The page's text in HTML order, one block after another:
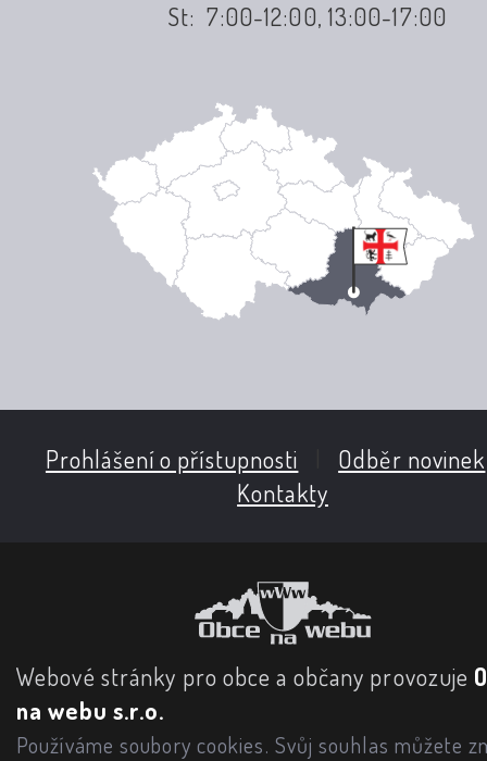
St: 7:00-12:00, 13:00-17:00
Prohlášení o přístupnosti Odběr novinek
Kontakty
Webové stránky pro obce a občany provozuje
na webu s.r.o.
Používáme soubory cookies. Svůj souhlas můžete